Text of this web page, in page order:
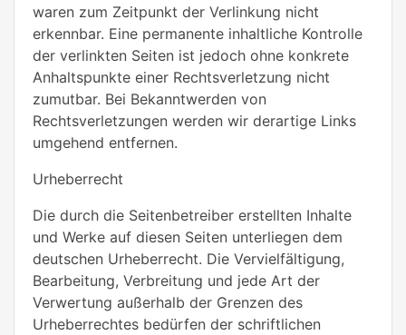
waren zum Zeitpunkt der Verlinkung nicht
erkennbar. Eine permanente inhaltliche Kontrolle
der verlinkten Seiten ist jedoch ohne konkrete
Anhaltspunkte einer Rechtsverletzung nicht
zumutbar. Bei Bekanntwerden von
Rechtsverletzungen werden wir derartige Links
umgehend entfernen.
Urheberrecht
Die durch die Seitenbetreiber erstellten Inhalte
und Werke auf diesen Seiten unterliegen dem
deutschen Urheberrecht. Die Vervielfältigung,
Bearbeitung, Verbreitung und jede Art der
Verwertung außerhalb der Grenzen des
Urheberrechtes bedürfen der schriftlichen